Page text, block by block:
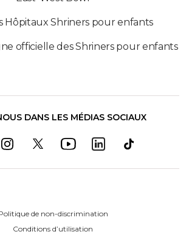
Hôpitaux Shriners pour enfants
officielle des Shriners pour enfants
DANS LES MÉDIAS SOCIAUX
de non-discrimination
Conditions d’utilisation